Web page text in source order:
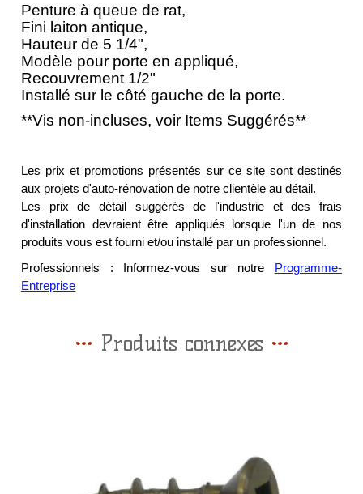
Penture à queue de rat,
Fini laiton antique,
Hauteur de 5 1/4",
Modèle pour porte en appliqué,
Recouvrement 1/2"
Installé sur le côté gauche de la porte.
**Vis non-incluses, voir Items Suggérés**
Les prix et promotions présentés sur ce site sont destinés
aux projets d'auto-rénovation de notre clientèle au détail.
Les prix de détail suggérés de l'industrie et des frais
d'installation devraient être appliqués lorsque l'un de nos
produits vous est fourni et/ou installé par un professionnel.
Professionnels : Informez-vous sur notre
Programme-
Entreprise
Produits connexes